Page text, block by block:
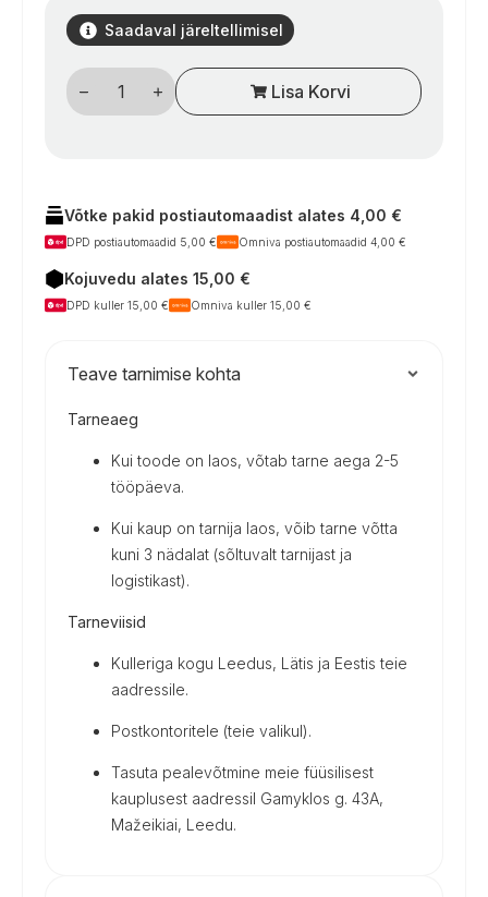
Saadaval järeltellimisel
Kemperių
šaldytuvo
ventiliatorius
Lisa Korvi
Võtke pakid postiautomaadist alates 4,00 €
DPD postiautomaadid 5,00 € Omniva postiautomaadid 4,00 €
Kojuvedu alates 15,00 €
DPD kuller 15,00 € Omniva kuller 15,00 €
Teave tarnimise kohta
Tarneaeg
Kui toode on laos, võtab tarne aega 2-5
tööpäeva.
Kui kaup on tarnija laos, võib tarne võtta
kuni 3 nädalat (sõltuvalt tarnijast ja
logistikast).
Tarneviisid
Kulleriga kogu Leedus, Lätis ja Eestis teie
aadressile.
Postkontoritele (teie valikul).
Tasuta pealevõtmine meie füüsilisest
kauplusest aadressil Gamyklos g. 43A,
Mažeikiai, Leedu.